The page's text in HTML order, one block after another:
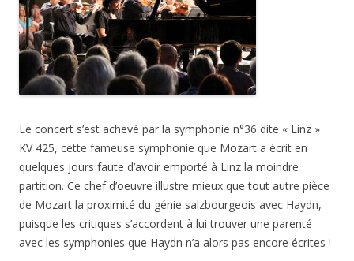
Le concert s’est achevé par la symphonie n°36 dite « Linz »
KV 425, cette fameuse symphonie que Mozart a écrit en
quelques jours faute d’avoir emporté à Linz la moindre
partition. Ce chef d’oeuvre illustre mieux que tout autre pièce
de Mozart la proximité du génie salzbourgeois avec Haydn,
puisque les critiques s’accordent à lui trouver une parenté
avec les symphonies que Haydn n’a alors pas encore écrites !